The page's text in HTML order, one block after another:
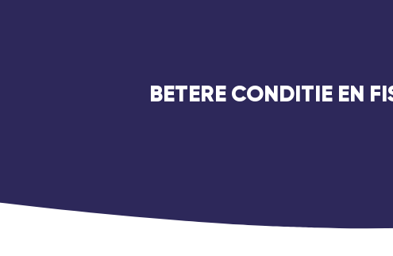
BETERE CONDITIE EN